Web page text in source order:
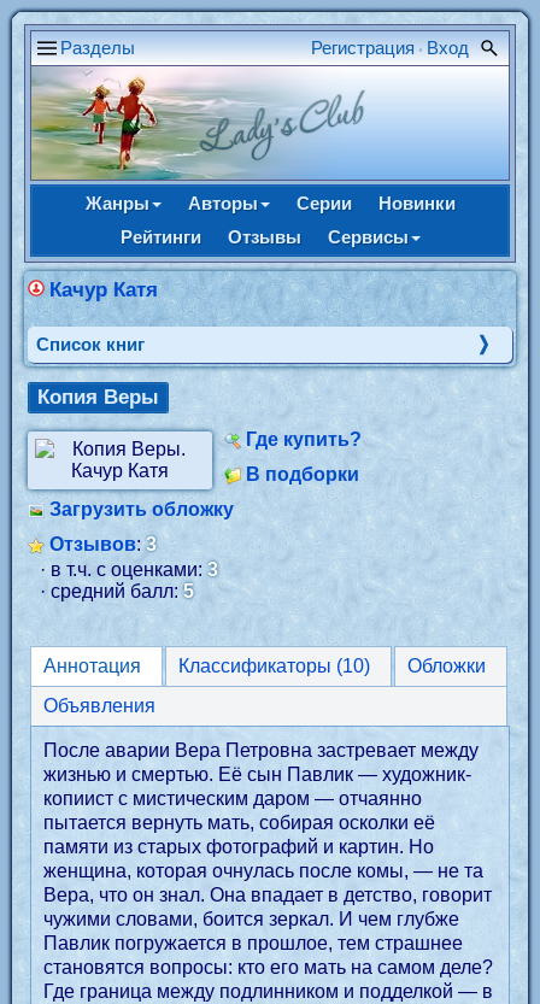
Разделы Регистрация • Вход
Жанры Авторы Серии
Новинки
Рейтинги
Отзывы Сервисы
Качур Катя
Cписок книг
Копия Веры
Где купить?
В подборки
Загрузить обложку
Отзывов:3
· в т.ч. с оценками: 3
· средний балл:5
Аннотация Классификаторы (10)
Обложки
Объявления
После аварии Вера Петровна застревает между
жизнью и смертью. Её сын Павлик — художник-
копиист с мистическим даром — отчаянно
пытается вернуть мать, собирая осколки её
памяти из старых фотографий и картин. Но
женщина, которая очнулась после комы, — не та
Вера, что он знал. Она впадает в детство, говорит
чужими словами, боится зеркал. И чем глубже
Павлик погружается в прошлое, тем страшнее
становятся вопросы: кто его мать на самом деле?
Где граница между подлинником и подделкой — в